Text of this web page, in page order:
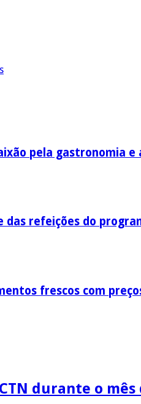
pela gastronomia
refeições do
frescos com
durante o mês